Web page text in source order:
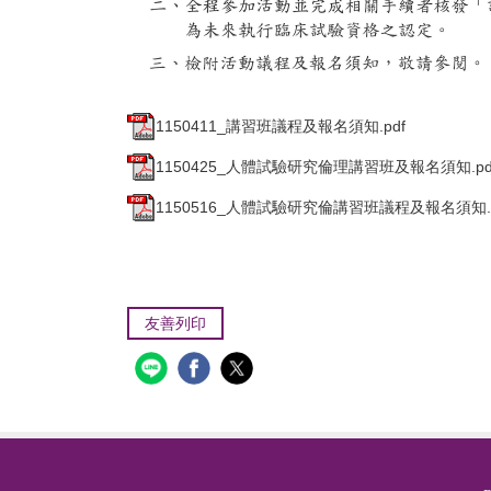
1150411_講習班議程及報名須知.pdf
1150425_人體試驗研究倫理講習班及報名須知
1150516_人體試驗研究倫講習班議程及報名須知
友善列印